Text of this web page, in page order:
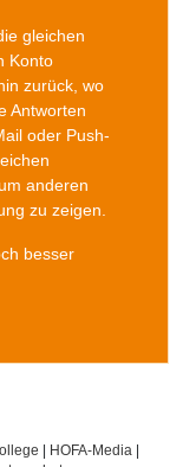
gleichen
Konto
zurück, wo
Antworten
oder Push-
anderen
zu zeigen.
besser
HOFA-Media